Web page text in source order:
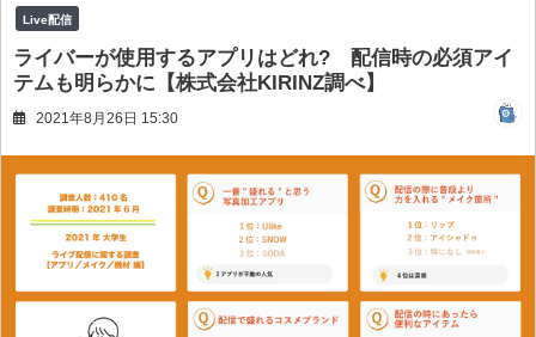
Live配信
ライバーが使用するアプリはどれ? 配信時の必須アイ
テムも明らかに【株式会社KIRINZ調べ】
2021年8月26日 15:30